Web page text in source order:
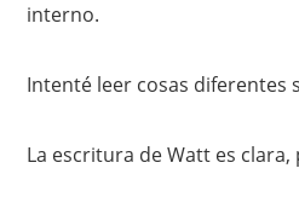
interno.
Intenté leer cosas diferentes
La escritura de Watt es